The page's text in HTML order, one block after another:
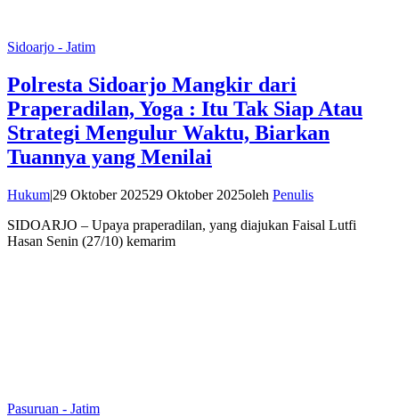
Sidoarjo - Jatim
Polresta Sidoarjo Mangkir dari
Praperadilan, Yoga : Itu Tak Siap Atau
Strategi Mengulur Waktu, Biarkan
Tuannya yang Menilai
Hukum|29 Oktober 202529 Oktober 2025oleh Penulis
SIDOARJO – Upaya praperadilan, yang diajukan Faisal Lutfi
Hasan Senin (27/10) kemarim
Pasuruan - Jatim